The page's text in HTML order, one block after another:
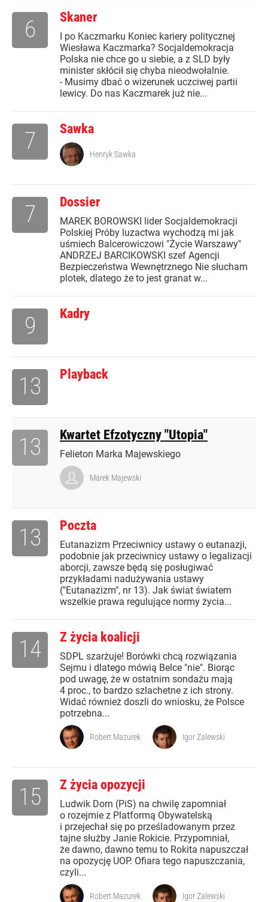
Skaner
I po Kaczmarku Koniec kariery politycznej
Wiesława Kaczmarka? Socjaldemokracja
Polska nie chce go u siebie, a z SLD były
minister skłócił się chyba nieodwołalnie.
- Musimy dbać o wizerunek uczciwej partii
lewicy. Do nas Kaczmarek już nie...
6
Sawka
7 Henryk Sawka
Dossier
MAREK BOROWSKI lider Socjaldemokracji
Polskiej Próby luzactwa wychodzą mi jak
uśmiech Balcerowiczowi "Życie Warszawy"
ANDRZEJ BARCIKOWSKI szef Agencji
Bezpieczeństwa Wewnętrznego Nie słucham
plotek, dlatego że to jest granat w...
7
Kadry
9
Playback
13
Kwartet Efzotyczny "Utopia"
Felieton Marka Majewskiego
13
Marek Majewski
Poczta
Eutanazizm Przeciwnicy ustawy o eutanazji,
podobnie jak przeciwnicy ustawy o legalizacji
aborcji, zawsze będą się posługiwać
przykładami nadużywania ustawy
("Eutanazizm", nr 13). Jak świat światem
wszelkie prawa regulujące normy życia...
13
Z życia koalicji
SDPL szarżuje! Borówki chcą rozwiązania
Sejmu i dlatego mówią Belce "nie". Biorąc
pod uwagę, że w ostatnim sondażu mają
4 proc., to bardzo szlachetne z ich strony.
Widać również doszli do wniosku, że Polsce
potrzebna...
14
Robert Mazurek Igor Zalewski
Z życia opozycji
Ludwik Dorn (PiS) na chwilę zapomniał
o rozejmie z Platformą Obywatelską
i przejechał się po prześladowanym przez
tajne służby Janie Rokicie. Przypomniał,
że dawno, dawno temu to Rokita napuszczał
na opozycję UOP. Ofiara tego napuszczania,
czyli...
15
Robert Mazurek Igor Zalewski